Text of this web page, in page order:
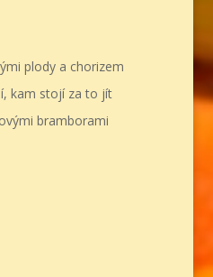
plody a chorizem
kam stojí za to jít
bramborami